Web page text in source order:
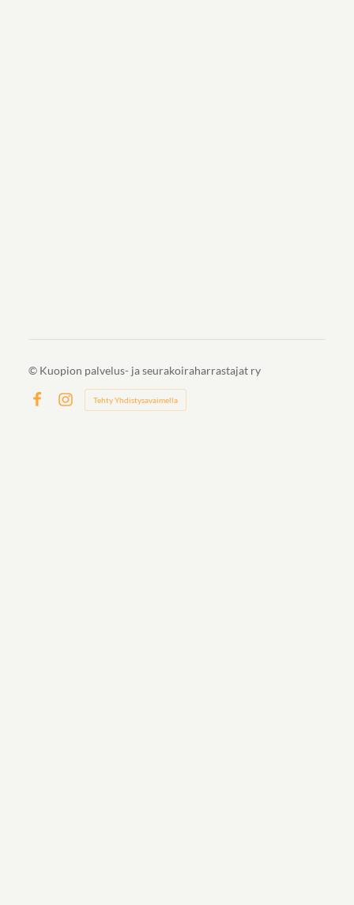
© Kuopion palvelus- ja seurakoiraharrastajat ry
Instagram
Tehty Yhdistysavaimella